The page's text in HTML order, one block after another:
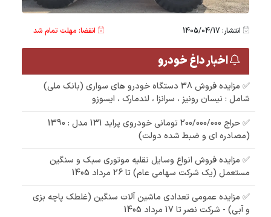
انتشار: 1405/04/17 انقضا: مهلت تمام شد
اخبار داغ خودرو
✅ مزایده فروش 38 دستگاه خودرو های سواری (بانک ملی)
شامل : نیسان رونیز ، سرانزا ، لندمارک ، ایسوزو
✅ حراج 200/000/000 تومانی خودروی پراید 131 مدل : 1390
(مصادره ای و ضبط شده دولت)
✅ مزایده فروش انواع وسایل نقلیه موتوری سبک و سنگین
مستعمل (یک شرکت سهامی عام) تا 26 مرداد 1405
✅ مزایده عمومی تعدادی ماشین آلات سنگین (غلطک پاچه بزی
و آبی) - شرکت نصر تا 17 مرداد 1405